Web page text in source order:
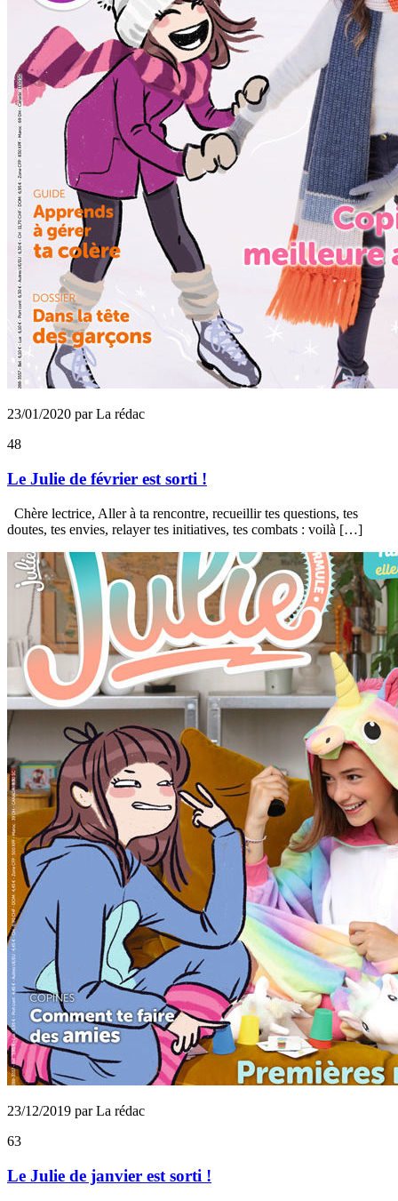
23/01/2020 par La rédac
48
Le Julie de février est sorti !
Chèr­e lectrice­, Aller à ta rencontre, recueillir tes questions, tes
doutes, tes envies, relayer tes initiatives, tes combats : voilà […]
23/12/2019 par La rédac
63
Le Julie de janvier est sorti !